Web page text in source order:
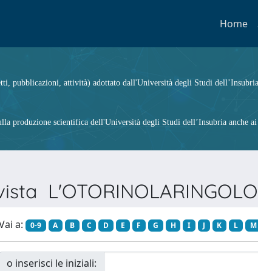
Home
pubblicazioni, attività) adottato dall'Università degli Studi
produzione scientifica dell'Università degli Studi dell’Insubria anche
a: 0-9 A B C D E F G H I J K L M
o inserisci le iniziali: